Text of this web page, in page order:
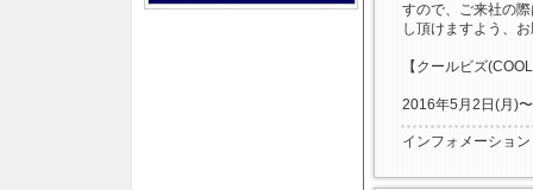
すので、ご来社の
し頂けますよう、
【クールビズ
2016年5月2日(月)
インフォメーション